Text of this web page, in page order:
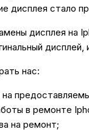
дисплея стало
дисплея на
нас:
в ремонте
на ремонт;